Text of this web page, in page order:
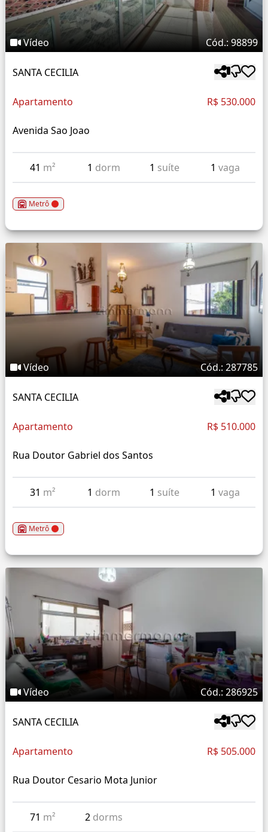
Vídeo Cód.: 98899
SANTA CECILIA
Apartamento R$ 530.000
Avenida Sao Joao
41 m² 1 dorm 1 suíte 1 vaga
Metrô
Vídeo Cód.: 287785
SANTA CECILIA
Apartamento R$ 510.000
Rua Doutor Gabriel dos Santos
31 m² 1 dorm 1 suíte 1 vaga
Metrô
Vídeo Cód.: 286925
SANTA CECILIA
Apartamento R$ 505.000
Rua Doutor Cesario Mota Junior
71 m² 2 dorms